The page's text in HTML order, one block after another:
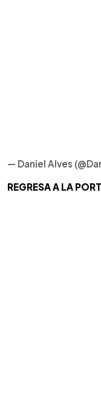
— Daniel Alves
REGRESA A LA